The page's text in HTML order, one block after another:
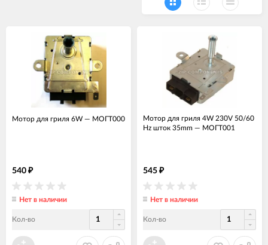
Мотор для гриля 6W — МОГТ000
540 ₽
Нет в наличии
Кол-во
Мотор для гриля 4W 230V 50/60
Hz шток 35mm — МОГТ001
545 ₽
Нет в наличии
Кол-во